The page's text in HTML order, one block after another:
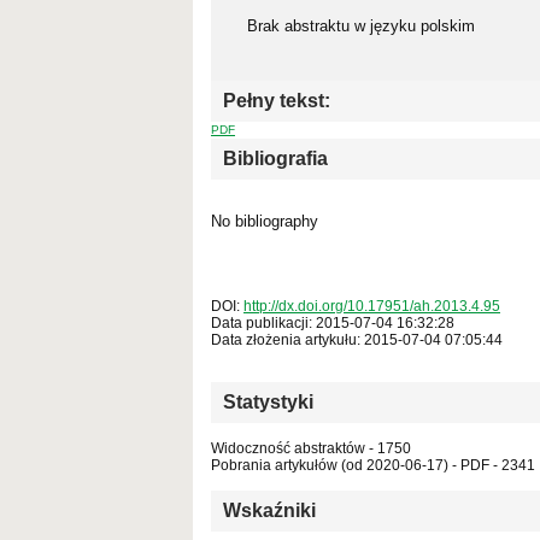
Brak abstraktu w języku polskim
Pełny tekst:
PDF
Bibliografia
No bibliography
DOI: http://dx.doi.org/10.17951/ah.2013.4.95
Data publikacji: 2015-07-04 16:32:28
Data złożenia artykułu: 2015-07-04 07:05:44
Statystyki
Widoczność abstraktów - 1750
Pobrania artykułów (od 2020-06-17) - PDF - 2341
Wskaźniki